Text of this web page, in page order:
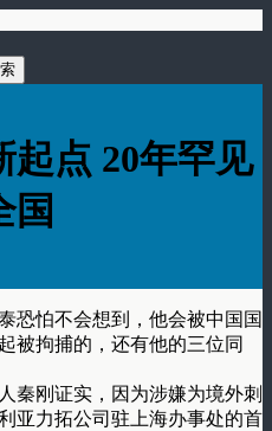
起点 20年罕见
国
怕不会想到，他会被中国国
被拘捕的，还有他的三位同
刚证实，因为涉嫌为境外刺
亚力拓公司驻上海办事处的首